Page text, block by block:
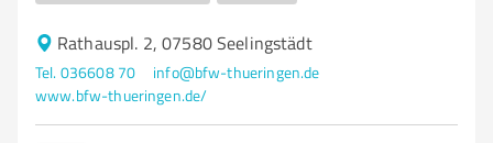
Rathauspl. 2, 07580 Seelingstädt
Tel. 036608 70
info@bfw-thueringen.de
www.bfw-thueringen.de/